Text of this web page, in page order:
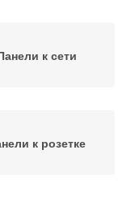
к сети
к розетке